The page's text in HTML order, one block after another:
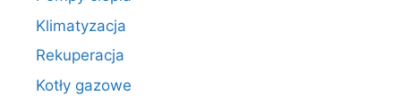
Klimatyzacja
Rekuperacja
Kotły gazowe